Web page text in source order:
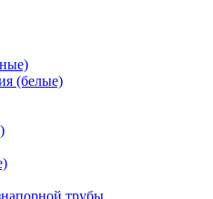
(белые)
трубы